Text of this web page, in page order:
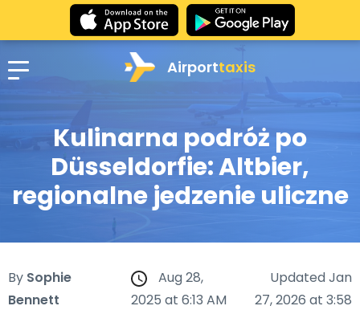
Airporttaxis
Kulinarna podróż po
Düsseldorfie: Altbier,
regionalne jedzenie uliczne
By Sophie
Bennett
Aug 28,
2025 at 6:13 AM
Updated Jan
27, 2026 at 3:58